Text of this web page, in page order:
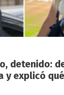
detenido:
y explicó